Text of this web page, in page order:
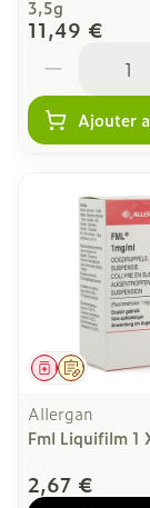
3,5g
11,49 €
Ajouter
Sur
Médicament
Allergan
Fml Liquifilm 1
2,67 €